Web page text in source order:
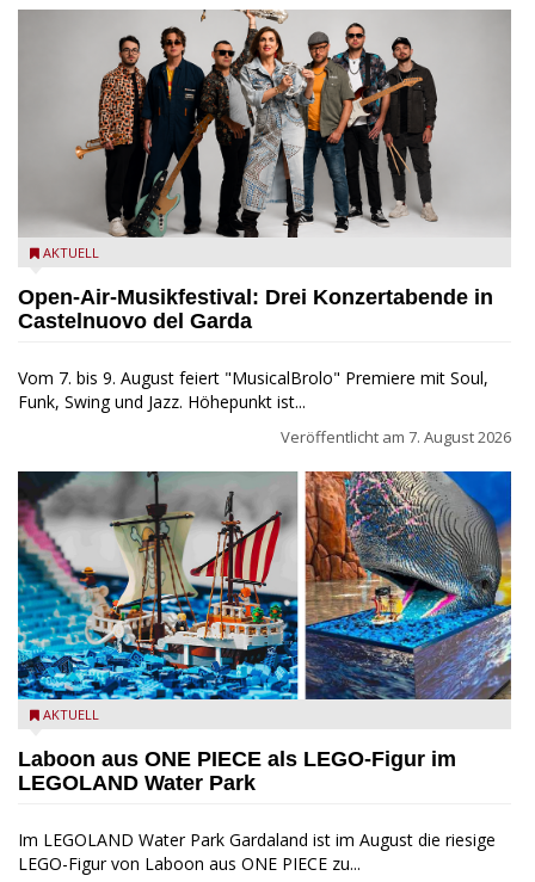
Castelnuovo del Garda: Die "Dirotta su Cuba" zu Gast beim
AKTUELL
Open-Air-Musikfestival: Drei Konzertabende in
Castelnuovo del Garda
Vom 7. bis 9. August feiert "MusicalBrolo" Premiere mit Soul,
Funk, Swing und Jazz. Höhepunkt ist...
Veröffentlicht am 7. August 2026
Laboon aus ONE PIECE als LEGO-Figur im LEGOLAND Water
AKTUELL
Laboon aus ONE PIECE als LEGO-Figur im
LEGOLAND Water Park
Im LEGOLAND Water Park Gardaland ist im August die riesige
LEGO-Figur von Laboon aus ONE PIECE zu...